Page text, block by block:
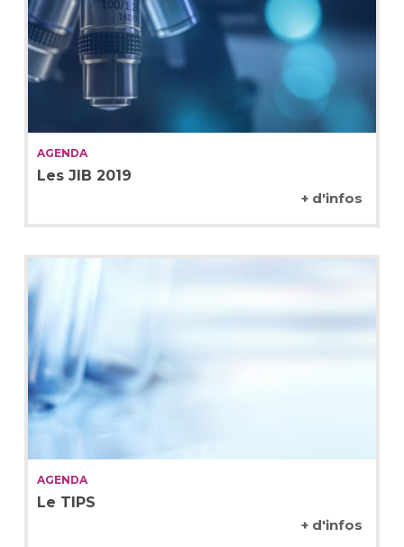
AGENDA
Les JIB 2019
+ d'infos
AGENDA
Le TIPS
+ d'infos